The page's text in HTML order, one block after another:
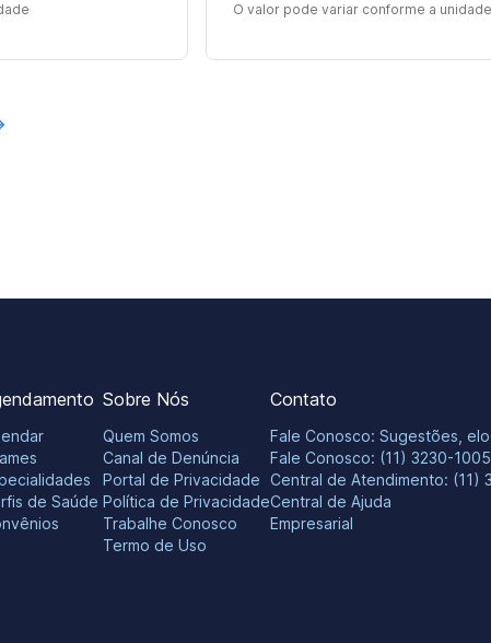
O valor pode variar conforme a unidade
de Saúde
Sobre Nós
Quem Somos
Canal de Denúncia
Portal de Privacidade
Política de Privacidade
Trabalhe Conosco
Termo de Uso
Contato
Fale Conosco: Sugestões,
Fale Conosco: (11) 3230-1005
Central de Atendimento: (11)
Central de Ajuda
Empresarial